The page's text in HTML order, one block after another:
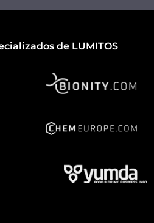
de LUMITOS